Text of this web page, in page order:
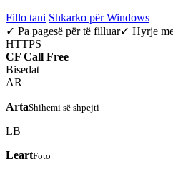
Fillo tani Shkarko për Windows
✓ Pa pagesë për të filluar✓ Hyrje
HTTPS
CF Call Free
Bisedat
AR
ArtaShihemi së shpejti
LB
LeartFoto